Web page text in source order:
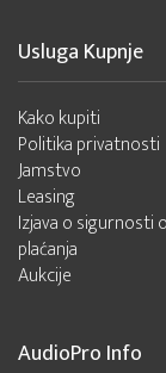
Usluga Kupnje
Kako kupiti
Politika privatnosti
Jamstvo
Leasing
Izjava o sigurnosti
plaćanja
Aukcije
AudioPro Info